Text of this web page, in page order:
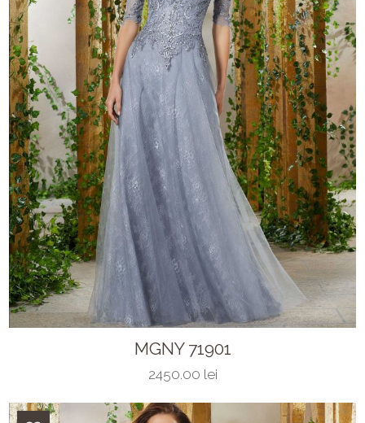
MGNY 71901
2450.00 lei